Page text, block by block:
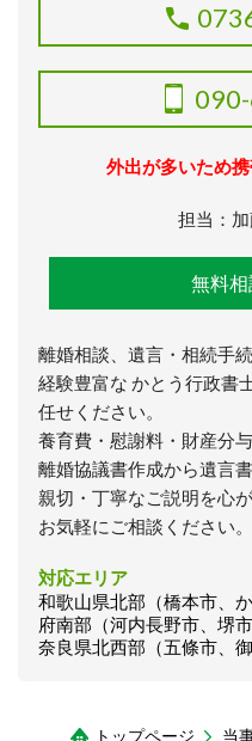
外出が多いため
担当：加
無料
離婚相談、遺言・相続手
経験豊富な かとう行政書
任せください。
養育費・慰謝料・財産分
離婚協議書作成から遺言書
親切・丁寧なご説明を心
お気軽にご相談ください。
対応エリア
和歌山県北部（橋本市、
府南部（河内長野市、堺市
奈良県北西部（五條市、御
トップページ 当